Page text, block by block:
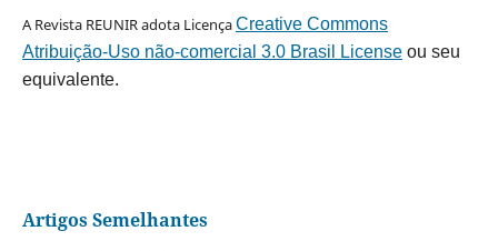
A Revista REUNIR adota LicençaCreative Commons
Atribuição-Uso não-comercial 3.0 Brasil Licenseou seu
equivalente.
Artigos Semelhantes